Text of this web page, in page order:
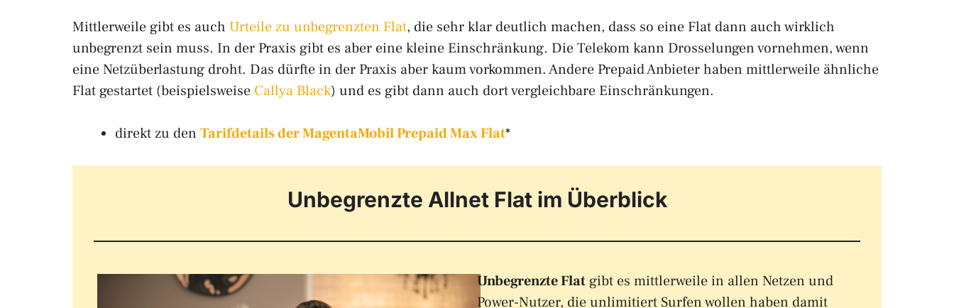
Mittlerweile gibt es auch Urteile zu unbegrenzten Flat, die sehr klar deutlich machen, dass so eine Flat dann auch wirklich
unbegrenzt sein muss. In der Praxis gibt es aber eine kleine Einschränkung. Die Telekom kann Drosselungen vornehmen, wenn
eine Netzüberlastung droht. Das dürfte in der Praxis aber kaum vorkommen. Andere Prepaid Anbieter haben mittlerweile ähnliche
Flat gestartet (beispielsweise Callya Black) und es gibt dann auch dort vergleichbare Einschränkungen.
direkt zu den Tarifdetails der MagentaMobil Prepaid Max Flat*
Unbegrenzte Allnet Flat im Überblick
Unbegrenzte Flat gibt es mittlerweile in allen Netzen und
Power-Nutzer, die unlimitiert Surfen wollen haben damit